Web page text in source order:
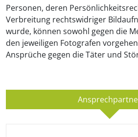
Personen, deren
Verbreitung rechtswidriger
wurde, können sowohl gegen die
den jeweiligen Fotografen
Ansprüche gegen die Täter und